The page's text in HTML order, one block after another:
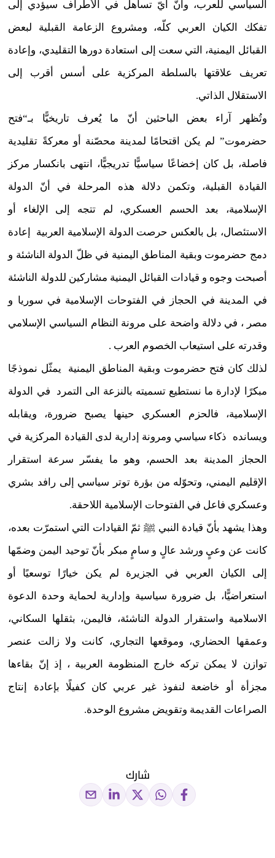
السياسي للعرب، وأنّ أيّ تساهل في الأطراف سيؤدي إلى
تفكك الكيان العربي كلّه، ومشروع الزعامة القبلية لبعض
القبائل اليمنية، التي سعت إلى استعادة دورها التقليدي، وإعادة
تعريف علاقتها بالسلطة المركزية على أسس أقرب إلى
الاستقلال الذاتي.
وتُظهر آراء بعض الباحثين أنّ ما يُعرف تاريخيًّا بـ“فتح
حضرموت” لم يكن اقتحامًا لمدينة محصّنة أو معركةً تقليدية
فاصلة، بل كان إخضاعًا سياسيًّا تدريجيًّا، انتهى بانكسار مركز
القيادة القبلية، وتكمن دلالة هذه المرحلة في أنّ الدولة
الإسلامية، بعد الحسم العسكري، لم تتجه إلى الإلغاء أو
الاستئصال، بل بالعكس حرصت الدولة الإسلامية العربية إعادة
دمج حضرموت وبقية المناطق اليمنية في ظلّ الدولة الناشئة و
أصبحت وجوه و قيادات القبائل اليمنية مشاركين للدولة الناشئة
في المدينة في الحجاز في الفتوحات الإسلامية في سوريا و
مصر ، في دلالة واضحة على مرونة النظام السياسي الإسلامي
وقدرته على استيعاب الخصوم العرب .
لذلك كان فتح حضرموت وبقية المناطق اليمنية يمثّل نموذجًا
مبكرًا لإدارة ما نستطيع تسميته بالنزعة الى التمرد في الدولة
الإسلامية، فالحزم العسكري حينها يصبح ضرورة، ويقابله
ويسانده ذكاء سياسي ومرونة إدارية لدى القيادة المركزية في
الحجاز المدينة بعد الحسم، وهو ما يفسّر سرعة استقرار
الإقليم اليمني، وتحوّله من بؤرة توتر سياسي إلى رافد بشري
وعسكري فاعل في الفتوحات الإسلامية اللاحقة.
وهذا يشهد بأنّ قيادة النبي ﷺ ثمّ القيادات التي استمرّت بعده،
كانت عن وعيٍ ورشد عالٍ و سامٍ مبكر بأنّ توحيد اليمن وضمّها
إلى الكيان العربي في الجزيرة لم يكن خيارًا توسعيًا أو
استعراضيًّا، بل ضرورة سياسية وإدارية لحماية وحدة الدعوة
الاسلامية واستقرار الدولة الناشئة، فاليمن، بثقلها السكاني،
وعمقها الحضاري، وموقعها التجاري، كانت ولا زالت عنصر
توازن لا يمكن تركه خارج المنظومة العربية ، إذ إنّ بقاءها
مجزأة أو خاضعة لنفوذ غير عربي كان كفيلًا بإعادة إنتاج
الصراعات القديمة وتقويض مشروع الوحدة.
شارك